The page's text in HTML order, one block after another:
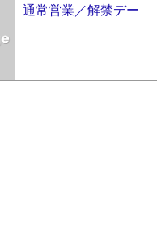
通常営業／解禁デー